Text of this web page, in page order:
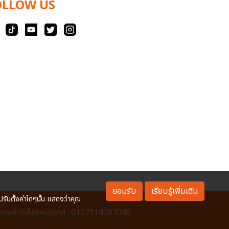
US
ค้าอิเล็กทรอนิกส์ : 0127114707040
รับตั้งค่าใดๆนั้น แสดงว่าคุณ
ยอมรับ เรียนรู้เพิ่มเติม